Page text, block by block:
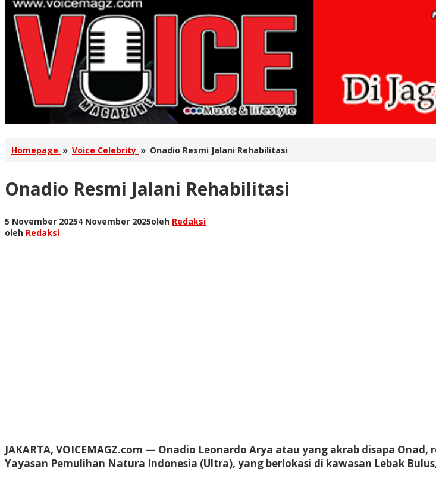
Homepage » Voice Celebrity » Onadio Resmi Jalani Rehabilitasi
Onadio Resmi Jalani Rehabilitasi
5 November 20254 November 2025oleh Redaksi
oleh Redaksi
JAKARTA, VOICEMAGZ.com — Onadio Leonardo Arya atau yang akrab disapa
Yayasan Pemulihan Natura Indonesia (Ultra), yang berlokasi di kawasan Lebak